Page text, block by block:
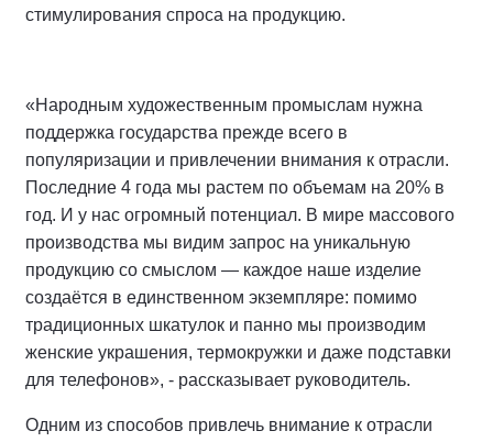
стимулирования спроса на продукцию.
«Народным художественным промыслам нужна
поддержка государства прежде всего в
популяризации и привлечении внимания к отрасли.
Последние 4 года мы растем по объемам на 20% в
год. И у нас огромный потенциал. В мире массового
производства мы видим запрос на уникальную
продукцию со смыслом — каждое наше изделие
создаётся в единственном экземпляре: помимо
традиционных шкатулок и панно мы производим
женские украшения, термокружки и даже подставки
для телефонов», - рассказывает руководитель.
Одним из способов привлечь внимание к отрасли